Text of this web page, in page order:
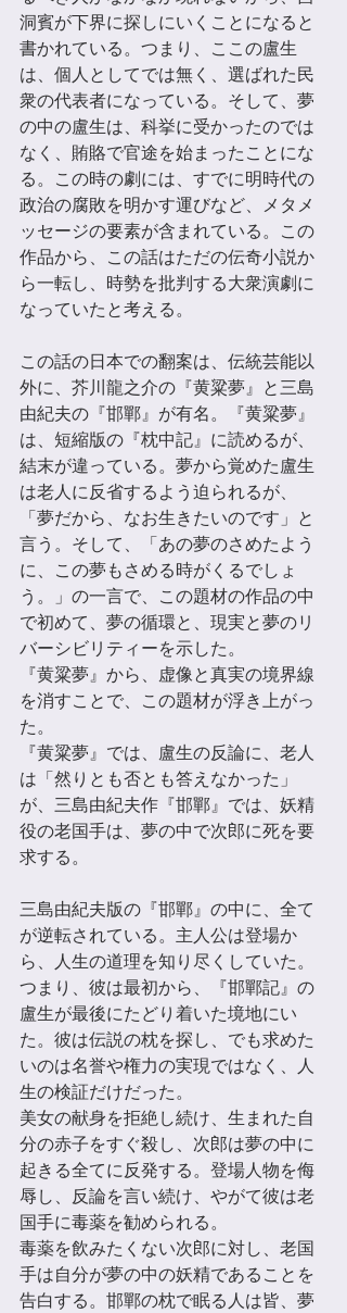
洞賓が下界に探しにいくことになると
書かれている。つまり、ここの盧⽣
は、個⼈としてでは無く、選ばれた民
衆の代表者になっている。そして、夢
の中の盧⽣は、科挙に受かったのでは
なく、賄賂で官途を始まったことにな
る。この時の劇には、すでに明時代の
政治の腐敗を明かす運びなど、メタメ
ッセージの要素が含まれている。この
作品から、この話はただの伝奇⼩説か
ら一転し、時勢を批判する大衆演劇に
なっていたと考える。
この話の日本での翻案は、伝統芸能以
外に、芥川龍之介の『黄粱夢』と三島
由紀夫の『邯鄲』が有名。『黄粱夢』
は、短縮版の『枕中記』に読めるが、
結末が違っている。夢から覚めた盧⽣
は老⼈に反省するよう迫られるが、
「夢だから、なお⽣きたいのです」と
言う。そして、「あの夢のさめたよう
に、この夢もさめる時がくるでしょ
う。」の一言で、この題材の作品の中
で初めて、夢の循環と、現実と夢のリ
バーシビリティーを示した。
『黄粱夢』から、虚像と真実の境界線
を消すことで、この題材が浮き上がっ
た。
『黄粱夢』では、盧⽣の反論に、老⼈
は「然りとも否とも答えなかった」
が、三島由紀夫作『邯鄲』では、妖精
役の老国手は、夢の中で次郎に死を要
求する。
三島由紀夫版の『邯鄲』の中に、全て
が逆転されている。主⼈公は登場か
ら、⼈⽣の道理を知り尽くしていた。
つまり、彼は最初から、『邯鄲記』の
盧⽣が最後にたどり着いた境地にい
た。彼は伝説の枕を探し、でも求めた
いのは名誉や権力の実現ではなく、⼈
⽣の検証だけだった。
美女の献身を拒絶し続け、⽣まれた⾃
分の赤子をすぐ殺し、次郎は夢の中に
起きる全てに反発する。登場⼈物を侮
辱し、反論を言い続け、やがて彼は老
国手に毒薬を勧められる。
毒薬を飲みたくない次郎に対し、老国
手は⾃分が夢の中の妖精であることを
告白する。邯鄲の枕で眠る⼈は皆、夢